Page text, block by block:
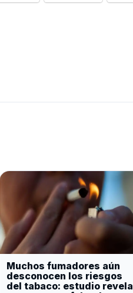
Muchos fumadores aún
desconocen los riesgos
del tabaco: estudio revela